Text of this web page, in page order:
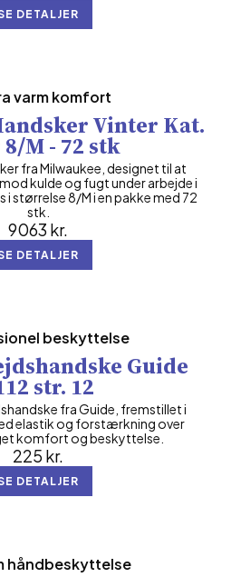
DETALJER
varm komfort
Vinter Kat.
M - 72 stk
fra Milwaukee, designet til at
kulde og fugt under arbejde i
i størrelse 8/M i en pakke med 72
stk.
9063 kr.
DETALJER
beskyttelse
Guide
str. 12
fra Guide, fremstillet i
elastik og forstærkning over
komfort og beskyttelse.
225 kr.
DETALJER
håndbeskyttelse